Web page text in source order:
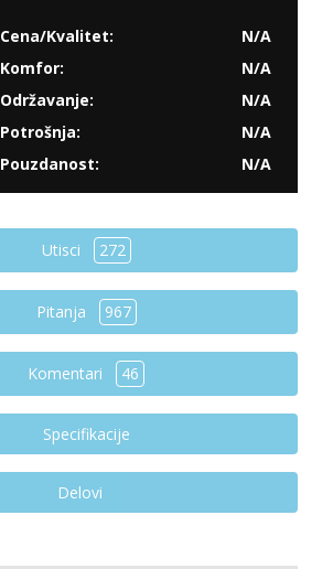
Cena/Kvalitet:
N/A
Komfor:
N/A
Održavanje:
N/A
Potrošnja:
N/A
Pouzdanost:
N/A
Utisci 272
Pitanja 967
Komentari 46
Specifikacije
Delovi